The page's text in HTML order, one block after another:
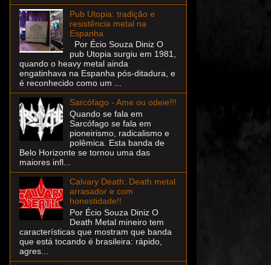
Pub Utopia: tradição e
resistência metal na
Espanha
Por Écio Souza Diniz O
pub Utopia surgiu em 1981,
quando o heavy metal ainda
engatinhava na Espanha pós-ditadura, e
é reconhecido como um ...
Sarcófago - Ame ou odeie!!!
Quando se fala em
Sarcófago se fala em
pioneirismo, radicalismo e
polêmica. Esta banda de
Belo Horizonte se tornou uma das
maiores infl...
Calvary Death: Death metal
arrasador e com
honestidade!!
Por Écio Souza Diniz O
Death Metal mineiro tem
características que mostram que banda
que está tocando é brasileira: rápido,
agres...